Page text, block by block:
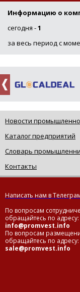
Информацию о
сегодня -1
за весь период с
Новости
Каталог предприятий
Словарь
Контакты
Написать нам в
По вопросам
обращайтесь по адресу:
info@promvest.info
По вопросам
обращайтесь по адресу:
sale@promvest.info